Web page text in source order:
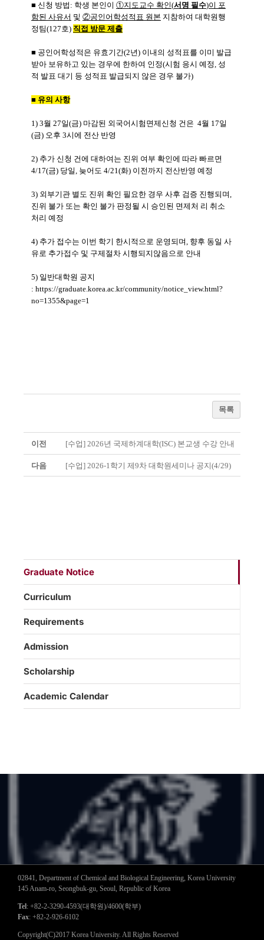
■ 신청 방법: 학생 본인이 ①지도교수 확인(서명 필수)이 포
함된 사유서 및 ②공인어학성적표 원본 지참하여 대학원행
정팀(127호) 직접 방문 제출
■ 공인어학성적은 유효기간(2년) 이내의 성적표를 이미 발급
받아 보유하고 있는 경우에 한하여 인정(시험 응시 예정, 성
적 발표 대기 등 성적표 발급되지 않은 경우 불가)
■ 유의 사항
1) 3월 27일(금) 마감된 외국어시험면제신청 건은 4월 17일
(금) 오후 3시에 전산 반영
2) 추가 신청 건에 대하여는 진위 여부 확인에 따라 빠르면
4/17(금) 당일, 늦어도 4/21(화) 이전까지 전산반영 예정
3) 외부기관 별도 진위 확인 필요한 경우 사후 검증 진행되며,
진위 불가 또는 확인 불가 판정될 시 승인된 면제처 리 취소
처리 예정
4) 추가 접수는 이번 학기 한시적으로 운영되며, 향후 동일 사
유로 추가접수 및 구제절차 시행되지않음으로 안내
5) 일반대학원 공지
: https://graduate.korea.ac.kr/community/notice_view.html?
no=1355&page=1
목록
이전 [수업] 2026년 국제하계대학(ISC) 본교생 수강 안내
다음 [수업] 2026-1학기 제9차 대학원세미나 공지(4/29)
Graduate Notice
Curriculum
Requirements
Admission
Scholarship
Academic Calendar
02841, Department of Chemical and Biological Engineering, Korea University
145 Anam-ro, Seongbuk-gu, Seoul, Republic of Korea
Tel: +82-2-3290-4593(대학원)/4600(학부)
Fax: +82-2-926-6102
Copyright(C)2017 Korea University. All Rights Reserved